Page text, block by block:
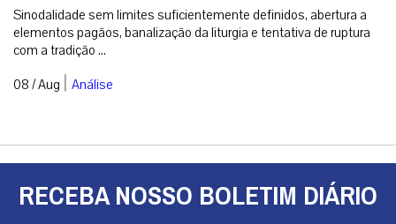
Sinodalidade sem limites suficientemente definidos, abertura a
elementos pagãos, banalização da liturgia e tentativa de ruptura
com a tradição ...
08 / Aug | Análise
RECEBA NOSSO BOLETIM DIÁRIO